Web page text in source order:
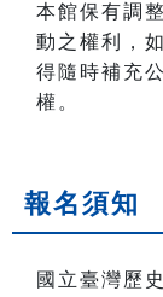
本館保有調
動之權利，
得隨時補充
權。
報名須知
國立臺灣歷